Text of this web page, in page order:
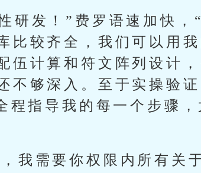
研发！”费罗语速加快，
比较齐全，我们可以用我
伍计算和符文阵列设计
不够深入。至于实操验证
程指导我的每一个步骤，
我需要你权限内所有关